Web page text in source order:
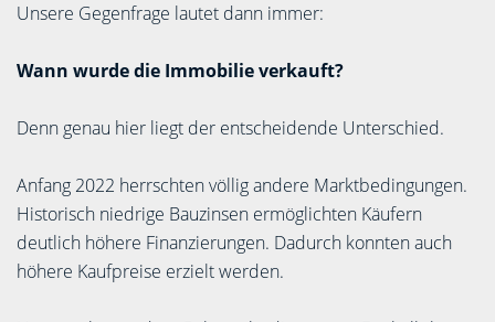
Unsere Gegenfrage lautet dann immer:
Wann wurde die Immobilie verkauft?
Denn genau hier liegt der entscheidende Unterschied.
Anfang 2022 herrschten völlig andere Marktbedingungen.
Historisch niedrige Bauzinsen ermöglichten Käufern
deutlich höhere Finanzierungen. Dadurch konnten auch
höhere Kaufpreise erzielt werden.